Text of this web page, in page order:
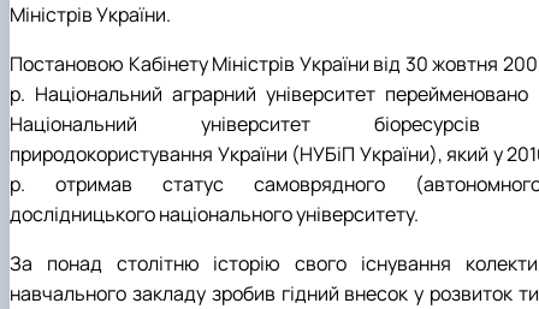
Міністрів України.
Постановою Кабінету Міністрів України від 30 жовтня
р. Національний аграрний університет перейменовано
Національний університет біоресурсів
природокористування України (НУБіП України), який у
р. отримав статус самоврядного
дослідницького національного університету.
За понад столітню історію свого існування
навчального закладу зробив гідний внесок у розвиток